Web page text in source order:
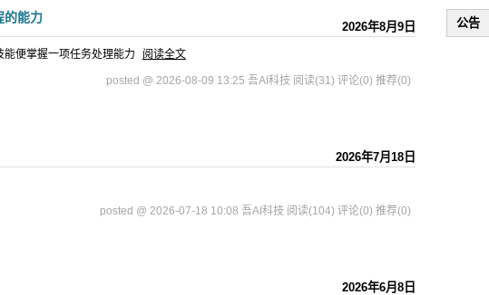
2026年8月9日
能力
便掌握一项任务处理能力 阅读全文
posted @ 2026-08-09 13:25 吾AI科技 阅读(31) 评论(0) 推荐(0)
2026年7月18日
posted @ 2026-07-18 10:08 吾AI科技 阅读(104) 评论(0) 推荐(0)
2026年6月8日
公告